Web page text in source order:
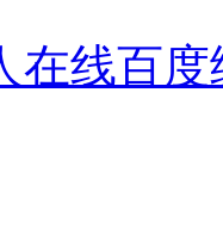
在线百度